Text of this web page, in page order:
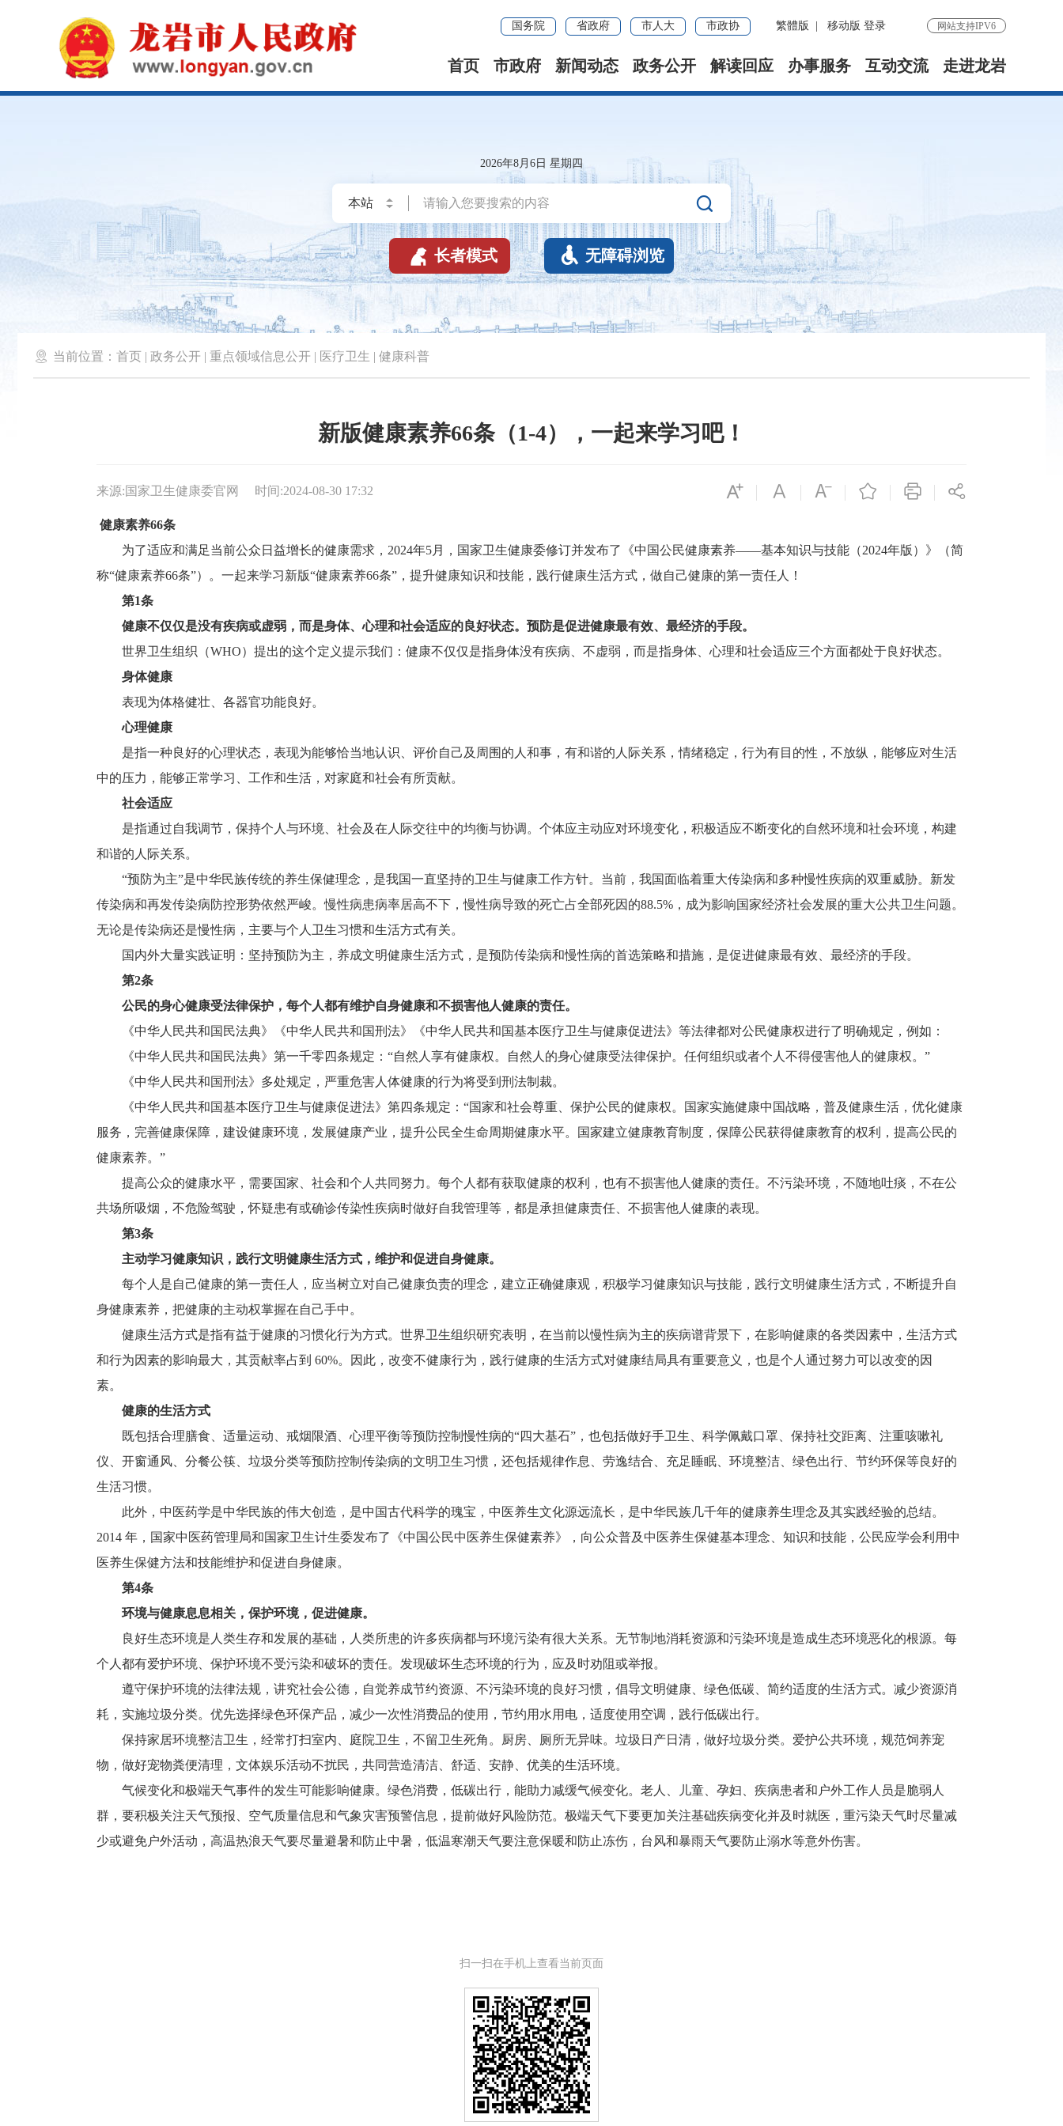
国务院 省政府 市人大 市政协 繁體版 移动版 登录 网站支持IPV6
首页 市政府 新闻动态 政务公开 解读回应 办事服务 互动交流 走进龙岩
2026年8月6日 星期四

 长者模式  无障碍浏览
 当前位置： 首页 | 政务公开 | 重点领域信息公开 | 医疗卫生 | 健康科普
新版健康素养66条（1-4），一起来学习吧！
来源:国家卫生健康委官网 时间:2024-08-30 17:32
健康素养66条
为了适应和满足当前公众日益增长的健康需求，2024年5月，国家卫生健康委修订并发布了《中国公民健康素养——基本知识与技能（2024年版）》（简
称“健康素养66条”）。一起来学习新版“健康素养66条”，提升健康知识和技能，践行健康生活方式，做自己健康的第一责任人！
第1条
健康不仅仅是没有疾病或虚弱，而是身体、心理和社会适应的良好状态。预防是促进健康最有效、最经济的手段。
世界卫生组织（WHO）提出的这个定义提示我们：健康不仅仅是指身体没有疾病、不虚弱，而是指身体、心理和社会适应三个方面都处于良好状态。
身体健康
表现为体格健壮、各器官功能良好。
心理健康
是指一种良好的心理状态，表现为能够恰当地认识、评价自己及周围的人和事，有和谐的人际关系，情绪稳定，行为有目的性，不放纵，能够应对生活
中的压力，能够正常学习、工作和生活，对家庭和社会有所贡献。
社会适应
是指通过自我调节，保持个人与环境、社会及在人际交往中的均衡与协调。个体应主动应对环境变化，积极适应不断变化的自然环境和社会环境，构建
和谐的人际关系。
“预防为主”是中华民族传统的养生保健理念，是我国一直坚持的卫生与健康工作方针。当前，我国面临着重大传染病和多种慢性疾病的双重威胁。新发
传染病和再发传染病防控形势依然严峻。慢性病患病率居高不下，慢性病导致的死亡占全部死因的88.5%，成为影响国家经济社会发展的重大公共卫生问题。
无论是传染病还是慢性病，主要与个人卫生习惯和生活方式有关。
国内外大量实践证明：坚持预防为主，养成文明健康生活方式，是预防传染病和慢性病的首选策略和措施，是促进健康最有效、最经济的手段。
第2条
公民的身心健康受法律保护，每个人都有维护自身健康和不损害他人健康的责任。
《中华人民共和国民法典》《中华人民共和国刑法》《中华人民共和国基本医疗卫生与健康促进法》等法律都对公民健康权进行了明确规定，例如：
《中华人民共和国民法典》第一千零四条规定：“自然人享有健康权。自然人的身心健康受法律保护。任何组织或者个人不得侵害他人的健康权。”
《中华人民共和国刑法》多处规定，严重危害人体健康的行为将受到刑法制裁。
《中华人民共和国基本医疗卫生与健康促进法》第四条规定：“国家和社会尊重、保护公民的健康权。国家实施健康中国战略，普及健康生活，优化健康
服务，完善健康保障，建设健康环境，发展健康产业，提升公民全生命周期健康水平。国家建立健康教育制度，保障公民获得健康教育的权利，提高公民的
健康素养。”
提高公众的健康水平，需要国家、社会和个人共同努力。每个人都有获取健康的权利，也有不损害他人健康的责任。不污染环境，不随地吐痰，不在公
共场所吸烟，不危险驾驶，怀疑患有或确诊传染性疾病时做好自我管理等，都是承担健康责任、不损害他人健康的表现。
第3条
主动学习健康知识，践行文明健康生活方式，维护和促进自身健康。
每个人是自己健康的第一责任人，应当树立对自己健康负责的理念，建立正确健康观，积极学习健康知识与技能，践行文明健康生活方式，不断提升自
身健康素养，把健康的主动权掌握在自己手中。
健康生活方式是指有益于健康的习惯化行为方式。世界卫生组织研究表明，在当前以慢性病为主的疾病谱背景下，在影响健康的各类因素中，生活方式
和行为因素的影响最大，其贡献率占到 60%。因此，改变不健康行为，践行健康的生活方式对健康结局具有重要意义，也是个人通过努力可以改变的因
素。
健康的生活方式
既包括合理膳食、适量运动、戒烟限酒、心理平衡等预防控制慢性病的“四大基石”，也包括做好手卫生、科学佩戴口罩、保持社交距离、注重咳嗽礼
仪、开窗通风、分餐公筷、垃圾分类等预防控制传染病的文明卫生习惯，还包括规律作息、劳逸结合、充足睡眠、环境整洁、绿色出行、节约环保等良好的
生活习惯。
此外，中医药学是中华民族的伟大创造，是中国古代科学的瑰宝，中医养生文化源远流长，是中华民族几千年的健康养生理念及其实践经验的总结。
2014 年，国家中医药管理局和国家卫生计生委发布了《中国公民中医养生保健素养》，向公众普及中医养生保健基本理念、知识和技能，公民应学会利用中
医养生保健方法和技能维护和促进自身健康。
第4条
环境与健康息息相关，保护环境，促进健康。
良好生态环境是人类生存和发展的基础，人类所患的许多疾病都与环境污染有很大关系。无节制地消耗资源和污染环境是造成生态环境恶化的根源。每
个人都有爱护环境、保护环境不受污染和破坏的责任。发现破坏生态环境的行为，应及时劝阻或举报。
遵守保护环境的法律法规，讲究社会公德，自觉养成节约资源、不污染环境的良好习惯，倡导文明健康、绿色低碳、简约适度的生活方式。减少资源消
耗，实施垃圾分类。优先选择绿色环保产品，减少一次性消费品的使用，节约用水用电，适度使用空调，践行低碳出行。
保持家居环境整洁卫生，经常打扫室内、庭院卫生，不留卫生死角。厨房、厕所无异味。垃圾日产日清，做好垃圾分类。爱护公共环境，规范饲养宠
物，做好宠物粪便清理，文体娱乐活动不扰民，共同营造清洁、舒适、安静、优美的生活环境。
气候变化和极端天气事件的发生可能影响健康。绿色消费，低碳出行，能助力减缓气候变化。老人、儿童、孕妇、疾病患者和户外工作人员是脆弱人
群，要积极关注天气预报、空气质量信息和气象灾害预警信息，提前做好风险防范。极端天气下要更加关注基础疾病变化并及时就医，重污染天气时尽量减
少或避免户外活动，高温热浪天气要尽量避暑和防止中暑，低温寒潮天气要注意保暖和防止冻伤，台风和暴雨天气要防止溺水等意外伤害。
扫一扫在手机上查看当前页面